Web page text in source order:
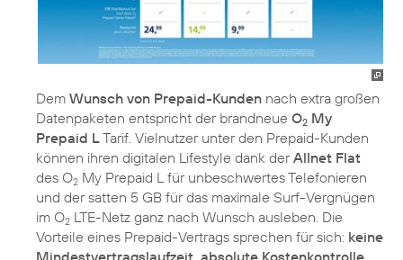
Dem Wunsch von Prepaid-Kunden nach extra großen
Datenpaketen entspricht der brandneue O2 My
Prepaid LTarif. Vielnutzer unter den Prepaid-Kunden
können ihren digitalen Lifestyle dank derAllnet Flat
des O2 My Prepaid L für unbeschwertes Telefonieren
und der satten 5 GB für das maximale Surf-Vergnügen
im O2 LTE-Netz ganz nach Wunsch ausleben. Die
Vorteile eines Prepaid-Vertrags sprechen für sich: keine